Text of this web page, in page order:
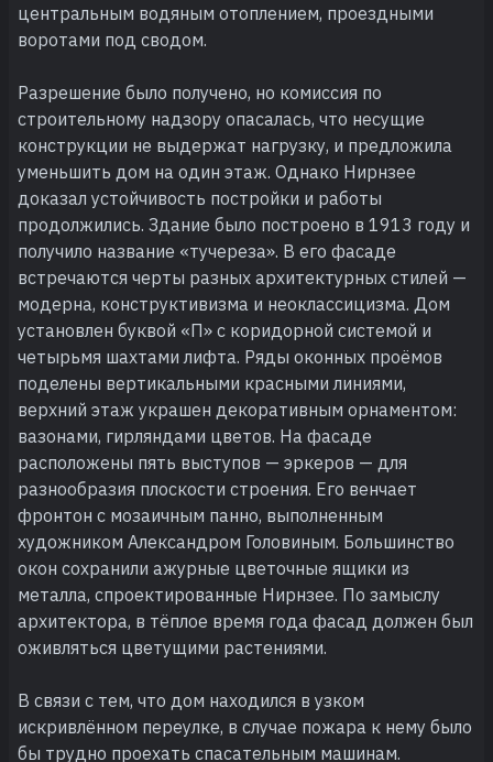
центральным водяным отоплением, проездными
воротами под сводом.
Разрешение было получено, но комиссия по
строительному надзору опасалась, что несущие
конструкции не выдержат нагрузку, и предложила
уменьшить дом на один этаж. Однако Нирнзее
доказал устойчивость постройки и работы
продолжились. Здание было построено в 1913 году и
получило название «тучереза». В его фасаде
встречаются черты разных архитектурных стилей —
модерна, конструктивизма и неоклассицизма. Дом
установлен буквой «П» с коридорной системой и
четырьмя шахтами лифта. Ряды оконных проёмов
поделены вертикальными красными линиями,
верхний этаж украшен декоративным орнаментом:
вазонами, гирляндами цветов. На фасаде
расположены пять выступов — эркеров — для
разнообразия плоскости строения. Его венчает
фронтон с мозаичным панно, выполненным
художником Александром Головиным. Большинство
окон сохранили ажурные цветочные ящики из
металла, спроектированные Нирнзее. По замыслу
архитектора, в тёплое время года фасад должен был
оживляться цветущими растениями.
В связи с тем, что дом находился в узком
искривлённом переулке, в случае пожара к нему было
бы трудно проехать спасательным машинам.